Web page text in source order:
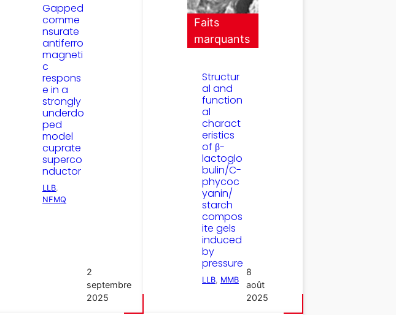
Gapped
comme
nsurate
antiferro
magneti
c
respons
e in a
strongly
underdo
ped
model
cuprate
superco
nductor
LLB
NFMQ
2
septembre
2025
Faits
marquants
Structur
al and
function
al
charact
eristics
of β-
lactoglo
bulin/C-
phycoc
yanin/
starch
compos
ite gels
induced
by
pressure
LLB MMB
8
août
2025